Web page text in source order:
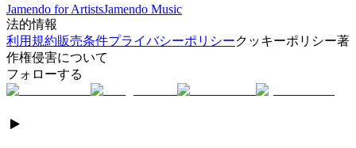
Jamendo for ArtistsJamendo Music
法的情報
利用規約販売条件プライバシーポリシークッキーポリシー著
作権侵害について
フォローする